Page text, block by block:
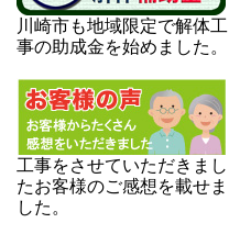
川崎市も地域限定で解体工
事の助成金を始めました。
工事をさせていただきまし
たお客様のご感想を載せま
した。